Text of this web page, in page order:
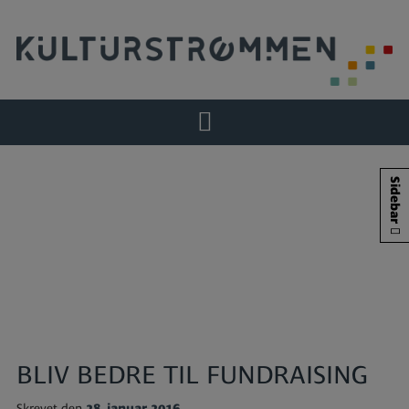
indholdet
BLIV BEDRE TIL FUNDRAISING
Sidebar